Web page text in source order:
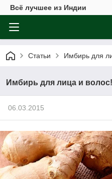
Всё лучшее из Индии
Статьи Имбирь для
Имбирь для лица и волос!
06.03.2015